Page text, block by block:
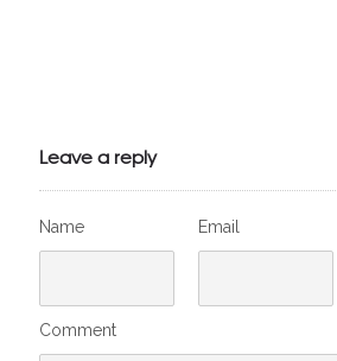
Leave a reply
Name Email
Comment